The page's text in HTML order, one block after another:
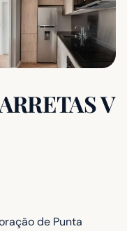
V
de Punta